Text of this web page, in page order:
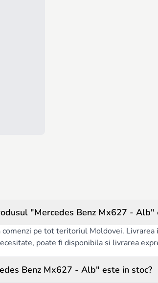
"Mercedes Benz Mx627 - Alb"
comenzi pe tot teritoriul Moldovei.
poate fi disponibila si livrarea
Benz Mx627 - Alb" este in stoc?